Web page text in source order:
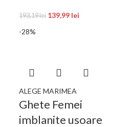
193,19lei 139,99 lei
-28%
ALEGE MARIMEA
Ghete Femei
imblanite usoare